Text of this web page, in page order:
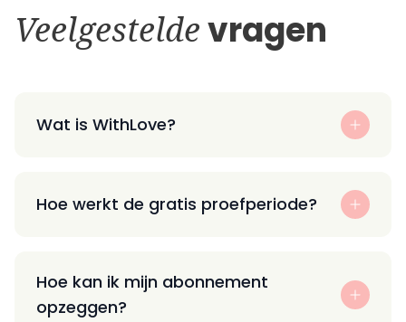
Veelgesteldevragen
Wat is WithLove?
Hoe werkt de gratis proefperiode?
Hoe kan ik mijn abonnement
opzeggen?